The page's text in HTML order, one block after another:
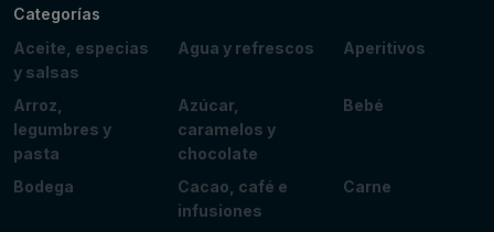
Categorías
Aceite, especias
y salsas
Agua y refrescos Aperitivos
Arroz,
legumbres y
pasta
Azúcar,
caramelos y
chocolate
Bebé
Bodega
Cacao, café e
infusiones
Carne